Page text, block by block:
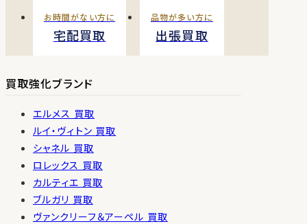
お時間がない方に
宅配買取
品物が多い方に
出張買取
買取強化ブランド
エルメス 買取
ルイ・ヴィトン 買取
シャネル 買取
ロレックス 買取
カルティエ 買取
ブルガリ 買取
ヴァンクリーフ＆アーペル 買取